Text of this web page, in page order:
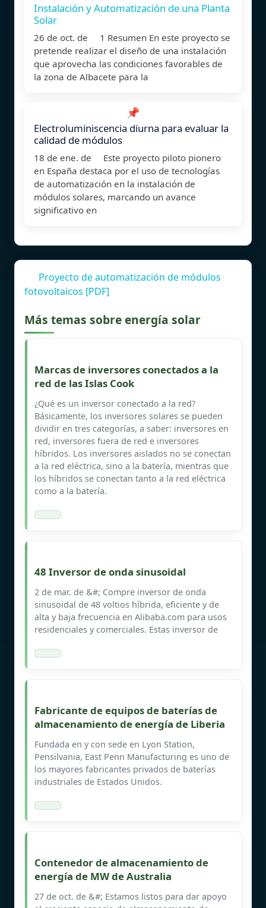
Instalación y Automatización de una Planta
Solar
26 de oct. de 1 Resumen En este proyecto se
pretende realizar el diseño de una instalación
que aprovecha las condiciones favorables de
la zona de Albacete para la
📌
Electroluminiscencia diurna para evaluar la
calidad de módulos
18 de ene. de Este proyecto piloto pionero
en España destaca por el uso de tecnologías
de automatización en la instalación de
módulos solares, marcando un avance
significativo en
Proyecto de automatización de módulos
fotovoltaicos [PDF]
Más temas sobre energía solar
Marcas de inversores conectados a la
red de las Islas Cook
¿Qué es un inversor conectado a la red?
Básicamente, los inversores solares se pueden
dividir en tres categorías, a saber: inversores en
red, inversores fuera de red e inversores
híbridos. Los inversores aislados no se conectan
a la red eléctrica, sino a la batería, mientras que
los híbridos se conectan tanto a la red eléctrica
como a la batería.
48 Inversor de onda sinusoidal
2 de mar. de &#; Compre inversor de onda
sinusoidal de 48 voltios híbrida, eficiente y de
alta y baja frecuencia en Alibaba.com para usos
residenciales y comerciales. Estas inversor de
Fabricante de equipos de baterías de
almacenamiento de energía de Liberia
Fundada en y con sede en Lyon Station,
Pensilvania, East Penn Manufacturing es uno de
los mayores fabricantes privados de baterías
industriales de Estados Unidos.
Contenedor de almacenamiento de
energía de MW de Australia
27 de oct. de &#; Estamos listos para dar apoyo